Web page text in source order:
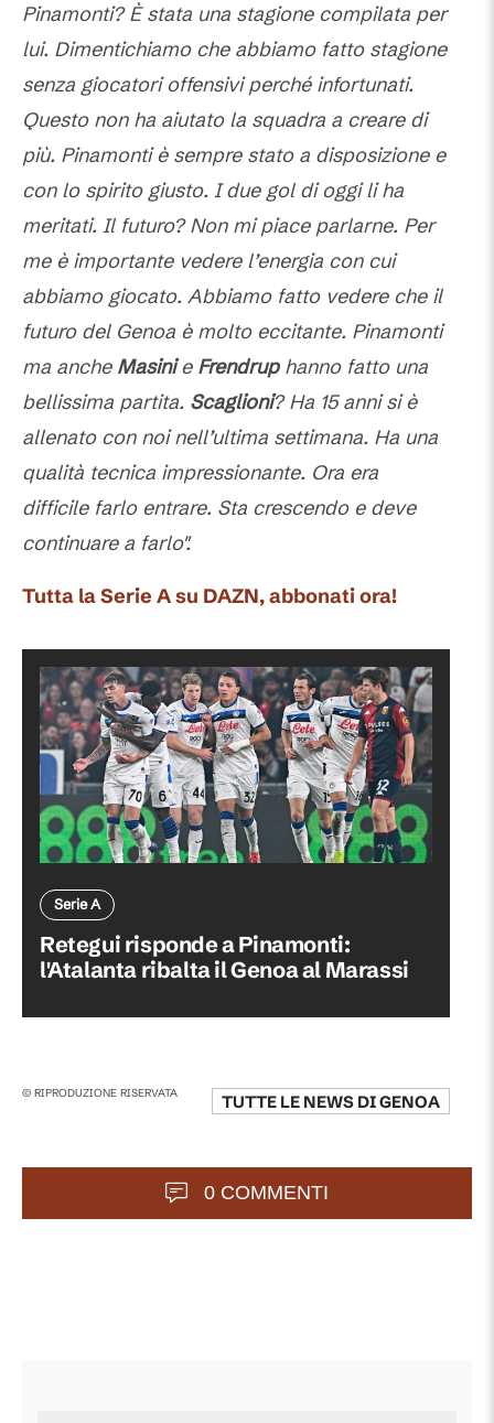
Pinamonti? È stata una stagione compilata per
lui. Dimentichiamo che abbiamo fatto stagione
senza giocatori offensivi perché infortunati.
Questo non ha aiutato la squadra a creare di
più. Pinamonti è sempre stato a disposizione e
con lo spirito giusto. I due gol di oggi li ha
meritati. Il futuro? Non mi piace parlarne. Per
me è importante vedere l’energia con cui
abbiamo giocato. Abbiamo fatto vedere che il
futuro del Genoa è molto eccitante. Pinamonti
ma anche Masinie Frendruphanno fatto una
bellissima partita. Scaglioni? Ha 15 anni si è
allenato con noi nell’ultima settimana. Ha una
qualità tecnica impressionante. Ora era
difficile farlo entrare. Sta crescendo e deve
continuare a farlo".
Tutta la Serie A su DAZN, abbonati ora!
Serie A
Retegui risponde a Pinamonti:
l'Atalanta ribalta il Genoa al Marassi
© RIPRODUZIONE RISERVATA TUTTE LE NEWS DIGENOA
0 COMMENTI